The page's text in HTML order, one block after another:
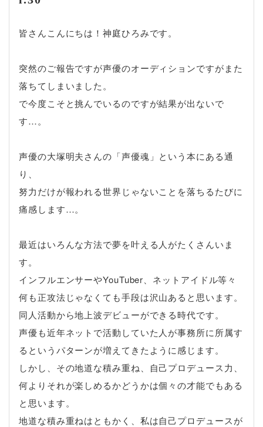
皆さんこんにちは！神庭ひろみです。
突然のご報告ですが声優のオーディションですがまた
落ちてしまいました。
で今度こそと挑んでいるのですが結果が出ないで
す…。
声優の大塚明夫さんの「声優魂」という本にある通
り、
努力だけが報われる世界じゃないことを落ちるたびに
痛感します…。
最近はいろんな方法で夢を叶える人がたくさんいま
す。
インフルエンサーやYouTuber、ネットアイドル等々
何も正攻法じゃなくても手段は沢山あると思います。
同人活動から地上波デビューができる時代です。
声優も近年ネットで活動していた人が事務所に所属す
るというパターンが増えてきたように感じます。
しかし、その地道な積み重ね、自己プロデュース力、
何よりそれが楽しめるかどうかは個々の才能でもある
と思います。
地道な積み重ねはともかく、私は自己プロデュースが